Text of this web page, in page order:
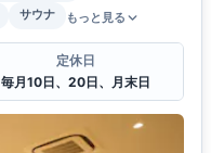
サウナ もっと見る
定休日
毎月10日、20日、月末日